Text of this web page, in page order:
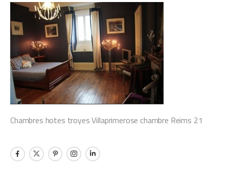
Chambres hotes troyes Villaprimerose chambre Reims 21